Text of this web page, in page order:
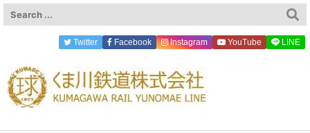
Twitter Facebook Instagram YouTube LINE